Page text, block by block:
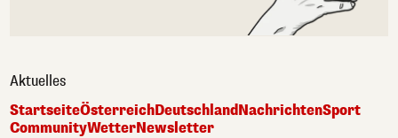
Aktuelles
StartseiteÖsterreichDeutschlandNachrichtenSport
CommunityWetterNewsletter